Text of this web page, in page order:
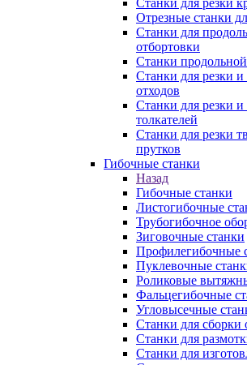
Станки для резки
Отрезные станки
Станки для
отбортовки
Станки
Станки для резки
отходов
Станки для резки
толкателей
Станки для резки
прутков
Гибочные станки
Назад
Гибочные станки
Листогибочные
Трубогибочное
Зиговочные станки
Профилегибочные
Пуклевочные
Роликовые
Фальцегибочные
Угловысечные
Станки для сборки
Станки для
Станки для